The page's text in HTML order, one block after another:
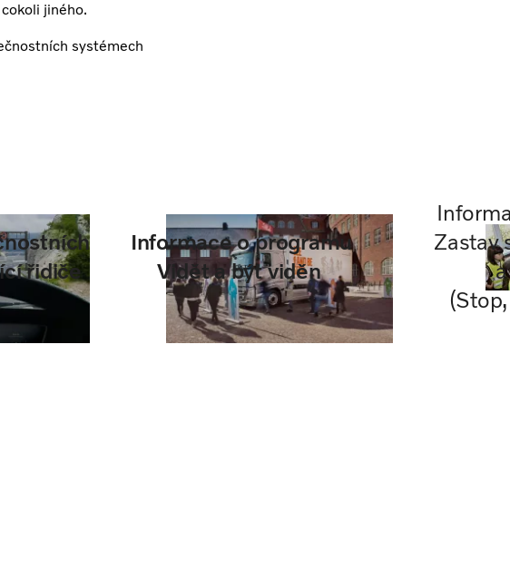
jiného.
systémech
řidiče
Informace o programu
Vidět a být viděn
Zastav